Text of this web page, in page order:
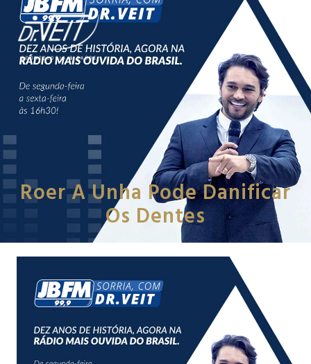
Roer A Unha Pode Danificar
Os Dentes